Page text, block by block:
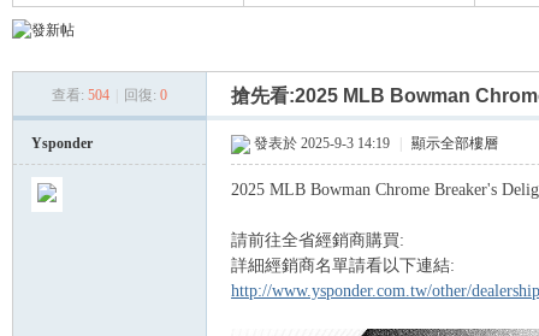
查看: 504 回復: 0 搶先看:2025 MLB Bowman
Ysponder 發表於 2025-9-3 14:19 顯示全部樓層
2025 MLB Bowman Chrome Breaker's
請前往全省經銷商購買:
詳細經銷商名單請看以下連結:
http://www.ysponder.com.tw/other/